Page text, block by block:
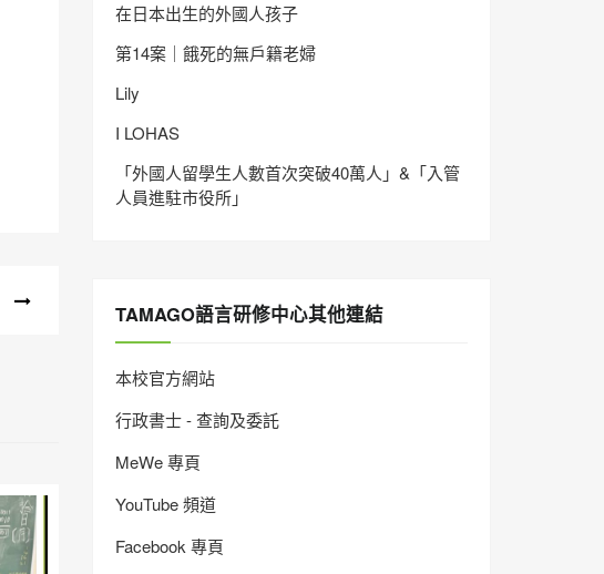
在日本出生的外國人孩子
第14案｜餓死的無戶籍老婦
Lily
I LOHAS
「外國人留學生人數首次突破40萬人」&「入管
人員進駐市役所」
TAMAGO語言研修中心其他連結
本校官方網站
行政書士 - 查詢及委託
MeWe 專頁
YouTube 頻道
Facebook 專頁